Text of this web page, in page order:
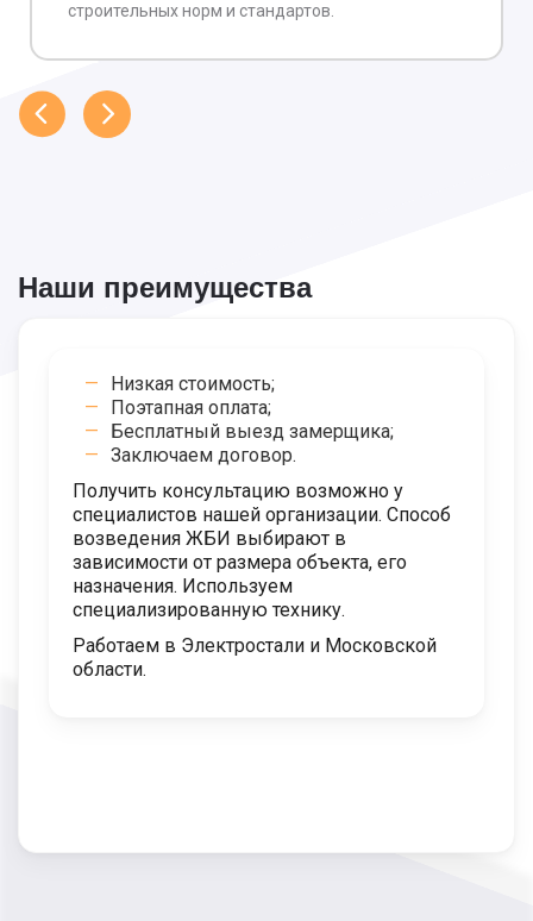
строительных норм и стандартов.
Наши преимущества
Низкая стоимость;
Поэтапная оплата;
Бесплатный выезд замерщика;
Заключаем договор.
Получить консультацию возможно у
специалистов нашей организации. Способ
возведения ЖБИ выбирают в
зависимости от размера объекта, его
назначения. Используем
специализированную технику.
Работаем в Электростали и Московской
области.